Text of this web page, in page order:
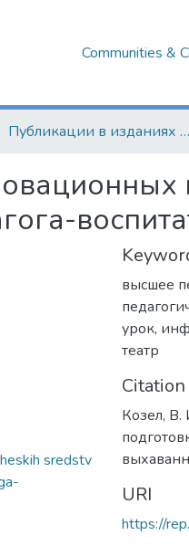
Communities &
Публикации в изданиях Республики Беларусь
sredstv
высшее
урок,
театр
Citation
Козел, В.
URI
https://